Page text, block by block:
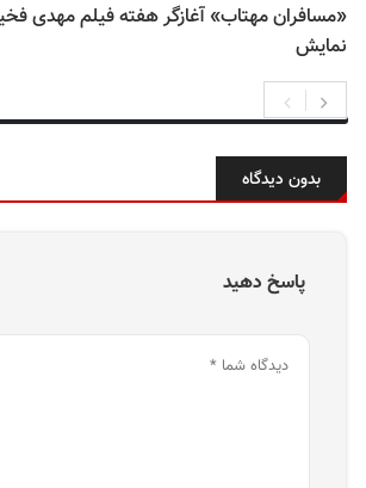
«مسافران مهتاب» آغازگر هفته فیلم مهدی
نمایش
بدون دیدگاه
پاسخ دهید